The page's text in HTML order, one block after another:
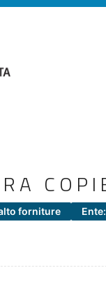
forniture